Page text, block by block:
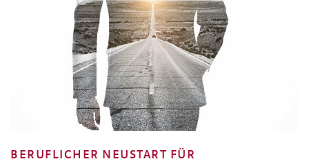
BERUFLICHER NEUSTART FÜR